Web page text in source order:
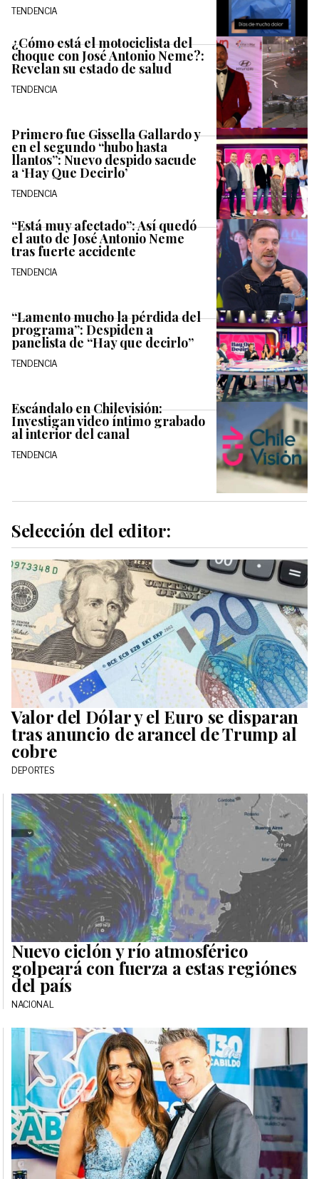
TENDENCIA
¿Cómo está el motociclista del
choque con José Antonio Neme?:
Revelan su estado de salud
TENDENCIA
Primero fue Gissella Gallardo y
en el segundo “hubo hasta
llantos”: Nuevo despido sacude
a ‘Hay Que Decirlo’
TENDENCIA
“Está muy afectado”: Así quedó
el auto de José Antonio Neme
tras fuerte accidente
TENDENCIA
“Lamento mucho la pérdida del
programa”: Despiden a
panelista de “Hay que decirlo”
TENDENCIA
Escándalo en Chilevisión:
Investigan video íntimo grabado
al interior del canal
TENDENCIA
Selección del editor:
Valor del Dólar y el Euro se disparan
tras anuncio de arancel de Trump al
cobre
DEPORTES
Nuevo ciclón y río atmosférico
golpeará con fuerza a estas regiónes
del país
NACIONAL